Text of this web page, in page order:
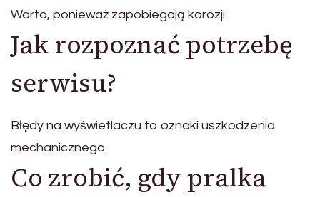
Warto, ponieważ zapobiegają korozji.
Jak rozpoznać potrzebę
serwisu?
Błędy na wyświetlaczu to oznaki uszkodzenia
mechanicznego.
Co zrobić, gdy pralka